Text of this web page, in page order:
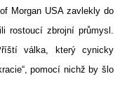
Morgan USA zavlekly do
rostoucí zbrojní průmysl.
válka, který cynicky
pomocí nichž by šlo